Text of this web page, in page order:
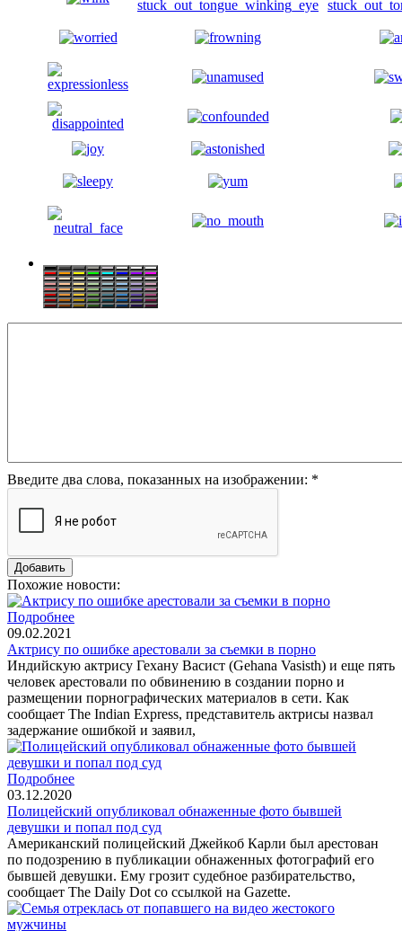
Введите два слова, показанных на изображении: *
Похожие новости:
Подробнее
09.02.2021
Актрису по ошибке арестовали за съемки в порно
Индийскую актрису Гехану Васист (Gehana Vasisth) и еще пять
человек арестовали по обвинению в создании порно и
размещении порнографических материалов в сети. Как
сообщает The Indian Express, представитель актрисы назвал
задержание ошибкой и заявил,
Подробнее
03.12.2020
Полицейский опубликовал обнаженные фото бывшей
девушки и попал под суд
Американский полицейский Джейкоб Карли был арестован
по подозрению в публикации обнаженных фотографий его
бывшей девушки. Ему грозит судебное разбирательство,
сообщает The Daily Dot со ссылкой на Gazette.